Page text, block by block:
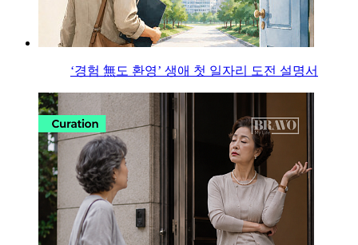
‘경험 無도 환영’ 생애 첫 일자리 도전 설명서